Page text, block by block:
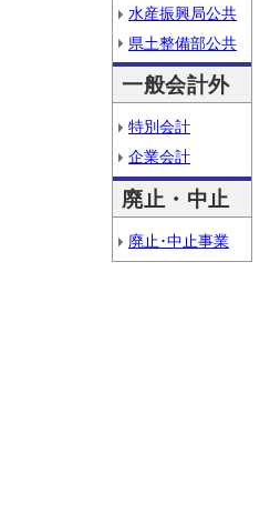
水産振興局公共
県土整備部公共
一般会計外
特別会計
企業会計
廃止・中止
廃止･中止事業